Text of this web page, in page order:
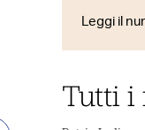
Leggi il
Tutti i